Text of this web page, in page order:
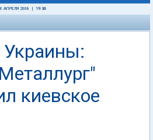
АПРЕЛЯ 2008 19:36
киевское